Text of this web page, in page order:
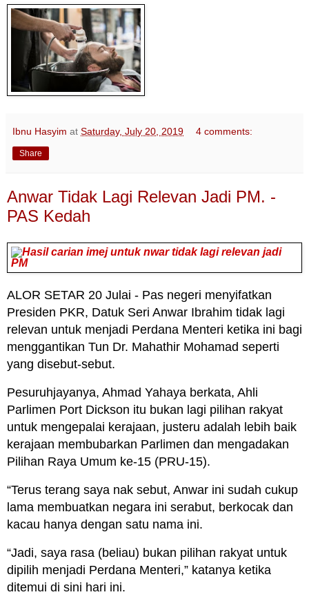
Ibnu Hasyim at Saturday, July 20, 2019 4 comments:
Share
Anwar Tidak Lagi Relevan Jadi PM. -
PAS Kedah
ALOR SETAR 20 Julai - Pas negeri menyifatkan
Presiden PKR, Datuk Seri Anwar Ibrahim tidak lagi
relevan untuk menjadi Perdana Menteri ketika ini bagi
menggantikan Tun Dr. Mahathir Mohamad seperti
yang disebut-sebut.
Pesuruhjayanya, Ahmad Yahaya berkata, Ahli
Parlimen Port Dickson itu bukan lagi pilihan rakyat
untuk mengepalai kerajaan, justeru adalah lebih baik
kerajaan membubarkan Parlimen dan mengadakan
Pilihan Raya Umum ke-15 (PRU-15).
“Terus terang saya nak sebut, Anwar ini sudah cukup
lama membuatkan negara ini serabut, berkocak dan
kacau hanya dengan satu nama ini.
“Jadi, saya rasa (beliau) bukan pilihan rakyat untuk
dipilih menjadi Perdana Menteri,” katanya ketika
ditemui di sini hari ini.